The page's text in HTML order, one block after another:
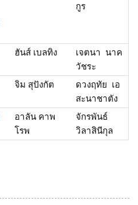
กูร
ฮันส์ เบลทิง
เจตนา นาค
วัชระ
จิม สุปังกัต
ดวงฤทัย เอ
สะนาชาตัง
อาลัน คาพ
โรพ
จักรพันธ์
วิลาสินีกุล